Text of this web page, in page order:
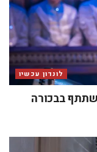
לונדון עכשיו
בבכורה